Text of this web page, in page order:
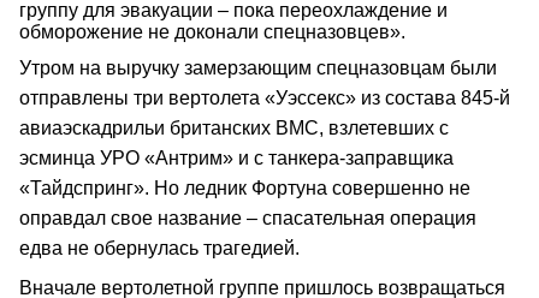
группу для эвакуации – пока переохлаждение и
обморожение не доконали спецназовцев».
Утром на выручку замерзающим спецназовцам были
отправлены три вертолета «Уэссекс» из состава 845-й
авиаэскадрильи британских ВМС, взлетевших с
эсминца УРО «Антрим» и с танкера-заправщика
«Тайдспринг». Но ледник Фортуна совершенно не
оправдал свое название – спасательная операция
едва не обернулась трагедией.
Вначале вертолетной группе пришлось возвращаться